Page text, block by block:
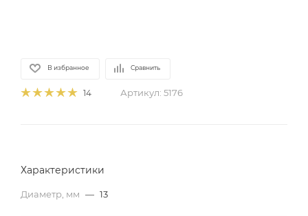
В избранное Сравнить
14 Артикул: 5176
Характеристики
Диаметр, мм — 13